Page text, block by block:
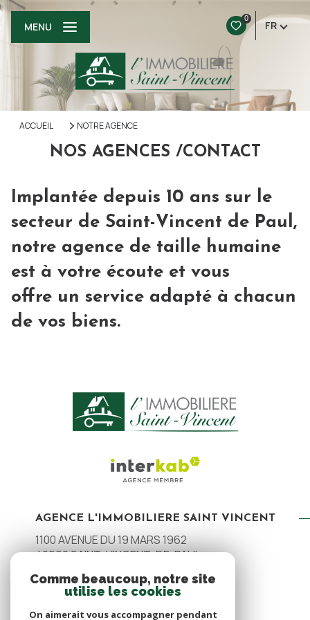
0
FR
MENU
ACCUEIL NOTRE AGENCE
NOS AGENCES /CONTACT
Implantée depuis 10 ans sur le
secteur de Saint-Vincent de Paul,
notre agence de taille humaine
est à votre écoute et vous
offre un service adapté à chacun
de vos biens.
AGENCE L'IMMOBILIERE SAINT VINCENT
1100 AVENUE DU 19 MARS 1962
40990SAINT-VINCENT-DE-PAUL
05 58 91 32 78
contact@immosv.fr
Comme beaucoup, notre site
utilise les cookies
On aimerait vous accompagner pendant